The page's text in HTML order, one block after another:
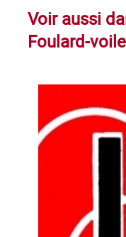
Voir aussi
Foulard-